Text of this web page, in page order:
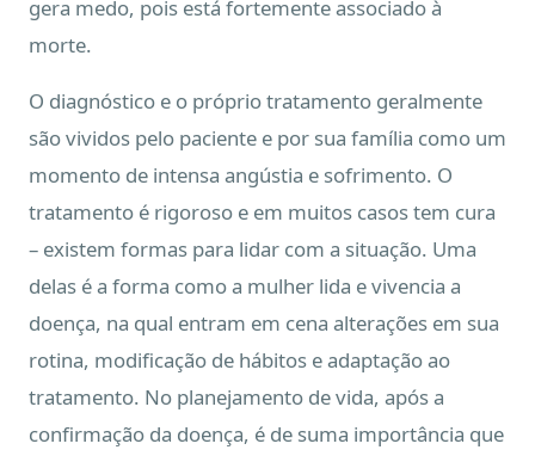
gera medo, pois está fortemente associado à
morte.
O diagnóstico e o próprio tratamento geralmente
são vividos pelo paciente e por sua família como um
momento de intensa angústia e sofrimento. O
tratamento é rigoroso e em muitos casos tem cura
– existem formas para lidar com a situação. Uma
delas é a forma como a mulher lida e vivencia a
doença, na qual entram em cena alterações em sua
rotina, modificação de hábitos e adaptação ao
tratamento. No planejamento de vida, após a
confirmação da doença, é de suma importância que